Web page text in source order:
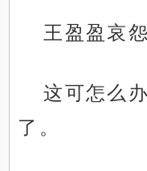
王盈盈哀
这可怎么
了。